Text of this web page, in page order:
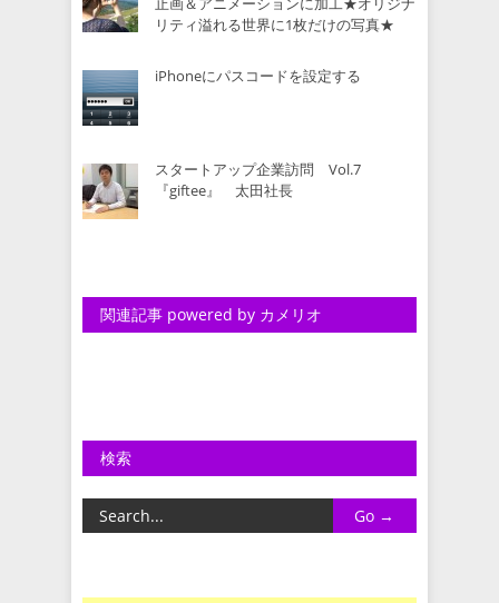
リティ溢れる世界に1枚だけの写真★
iPhoneにパスコードを設定する
スタートアップ企業訪問 Vol.7
『giftee』 太田社長
関連記事 powered by カメリオ
検索